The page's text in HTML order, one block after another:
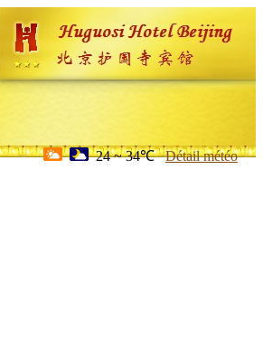
24 ~ 34℃ Détail météo